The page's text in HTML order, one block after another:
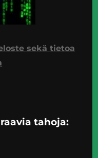
sekä tietoa
tahoja: